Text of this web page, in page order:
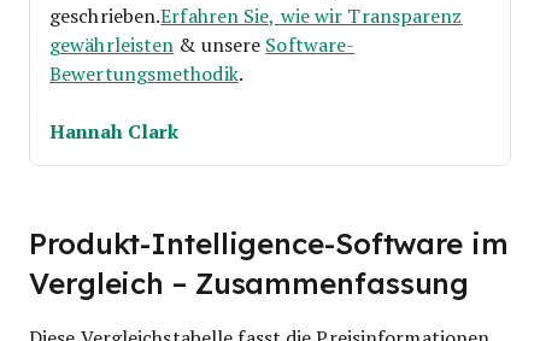
geschrieben.Erfahren Sie, wie wir Transparenz
gewährleisten & unsere Software-
Bewertungsmethodik.
Hannah Clark
Produkt-Intelligence-Software im
Vergleich – Zusammenfassung